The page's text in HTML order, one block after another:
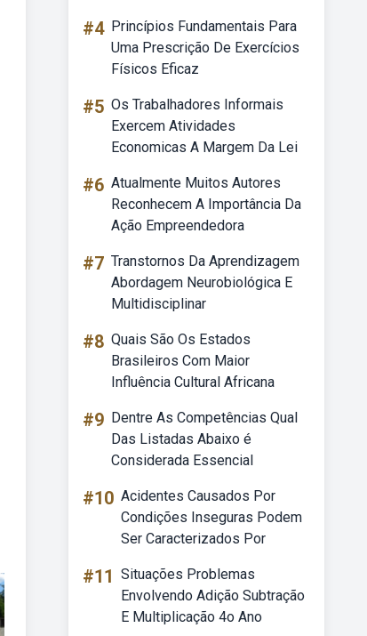
#4 Princípios Fundamentais Para
Uma Prescrição De Exercícios
Físicos Eficaz
#5 Os Trabalhadores Informais
Exercem Atividades
Economicas A Margem Da Lei
#6 Atualmente Muitos Autores
Reconhecem A Importância Da
Ação Empreendedora
#7 Transtornos Da Aprendizagem
Abordagem Neurobiológica E
Multidisciplinar
#8 Quais São Os Estados
Brasileiros Com Maior
Influência Cultural Africana
#9 Dentre As Competências Qual
Das Listadas Abaixo é
Considerada Essencial
#10 Acidentes Causados Por
Condições Inseguras Podem
Ser Caracterizados Por
#11 Situações Problemas
Envolvendo Adição Subtração
E Multiplicação 4o Ano